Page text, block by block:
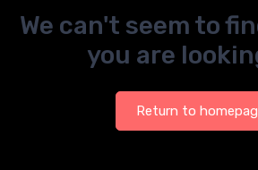
We can't seem to
you are
Return to